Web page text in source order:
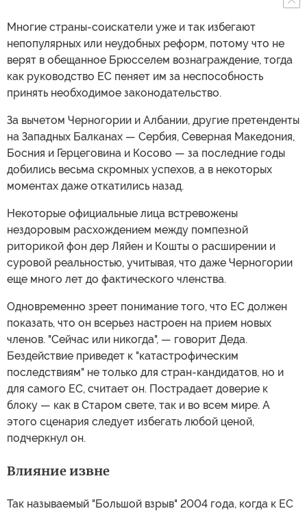
Многие страны-соискатели уже и так избегают
непопулярных или неудобных реформ, потому что не
верят в обещанное Брюсселем вознаграждение, тогда
как руководство ЕС пеняет им за неспособность
принять необходимое законодательство.
За вычетом Черногории и Албании, другие претенденты
на Западных Балканах — Сербия, Северная Македония,
Босния и Герцеговина и Косово — за последние годы
добились весьма скромных успехов, а в некоторых
моментах даже откатились назад.
Некоторые официальные лица встревожены
нездоровым расхождением между помпезной
риторикой фон дер Ляйен и Кошты о расширении и
суровой реальностью, учитывая, что даже Черногории
еще много лет до фактического членства.
Одновременно зреет понимание того, что ЕС должен
показать, что он всерьез настроен на прием новых
членов. "Сейчас или никогда", — говорит Деда.
Бездействие приведет к "катастрофическим
последствиям" не только для стран-кандидатов, но и
для самого ЕС, считает он. Пострадает доверие к
блоку — как в Старом свете, так и во всем мире. А
этого сценария следует избегать любой ценой,
подчеркнул он.
Влияние извне
Так называемый "Большой взрыв" 2004 года, когда к ЕС